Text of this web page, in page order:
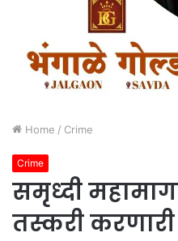
Home / Crime
Crime
समृध्दी
तस्करी